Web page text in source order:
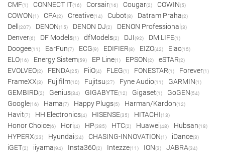
CMF(1) CONNECT IT(16) Corsair(16) Cougar(2) COWIN(5)
COWON(1) CPA(2) Creative(14) Cubot(8) Datram Praha(2)
Dell (207) DENON(15) DENON DJ(2) DENON Professional (3)
Denver(6) DF Models(1) dfModels(2) DJI(92) DM.LIFE(1)
Doogee(11) EarFun(7) ECG(9) EDIFIER(8) EIZO(42) Elac(15)
ELO(16) Energy Sistem(59) EP Line(1) EPSON(2) eSTAR(2)
EVOLVEO(2) FENDA(25) FiiO(4) FLEG(1) FONESTAR(1) Forever(1)
FrameXX(3) Fujifilm(10) Fujitsu(27) Fyne Audio(11) GARMIN(1)
GEMBIRD(2) Genius(34) GIGABYTE(12) Gigaset(1) GoGEN(54)
Google(16) Hama(7) Happy Plugs(5) Harman/Kardon(12)
Havit(7) HH Electronics(4) HISENSE(35) HITACHI(13)
Honor Choice(6) Hori(4) HP(385) HTC(2) Huawei(48) Hubsan(18)
HYPERX(23) Hyundai(24) CHASING-INNOVATION(1) iDance(3)
iGET(2) iiyama(94) Insta360(2) Intezze(11) ION(3) JABRA(34)